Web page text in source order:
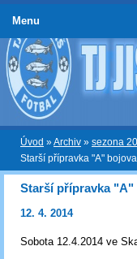
Úvod »Archiv » sezona
Starší přípravka "A"
Starší přípravka "A"
12. 4. 2014
Sobota 12.4.2014 ve
Menu